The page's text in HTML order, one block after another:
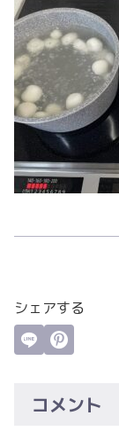
シェアする
コメント